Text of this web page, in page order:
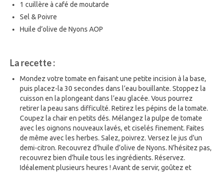
1 cuillère à café de moutarde
Sel & Poivre
Huile d’olive de Nyons AOP
La recette :
Mondez votre tomate en faisant une petite incision à la base,
puis placez-la 30 secondes dans l’eau bouillante. Stoppez la
cuisson en la plongeant dans l’eau glacée. Vous pourrez
retirer la peau sans difficulté. Retirez les pépins de la tomate.
Coupez la chair en petits dés. Mélangez la pulpe de tomate
avec les oignons nouveaux lavés, et ciselés finement. Faites
de même avec les herbes. Salez, poivrez. Versez le jus d’un
demi-citron. Recouvrez d’huile d’olive de Nyons. N’hésitez pas,
recouvrez bien d’huile tous les ingrédients. Réservez.
Idéalement plusieurs heures ! Avant de servir, goûtez et